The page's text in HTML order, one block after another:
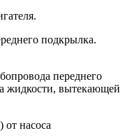
подкрылка.
переднего
жидкости, вытекающей
от насоса